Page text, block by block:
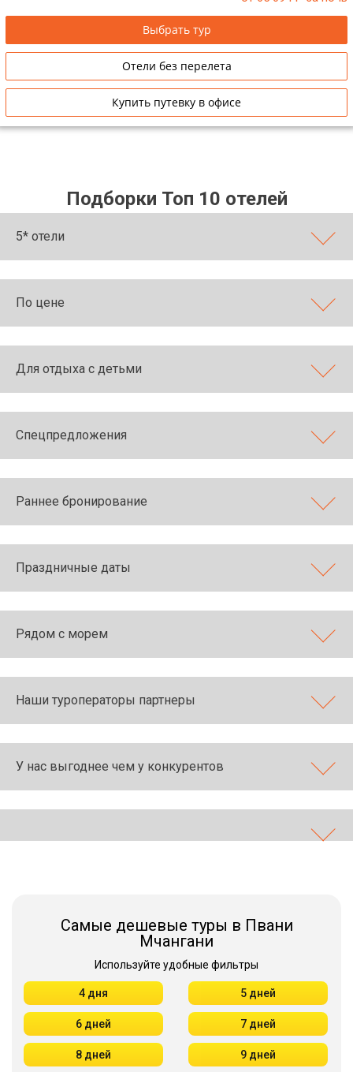
Выбрать тур
Отели без перелета
Купить путевку в офисе
Подборки Топ 10 отелей
5* отели
По цене
Для отдыха с детьми
Спецпредложения
Раннее бронирование
Праздничные даты
Рядом с морем
Наши туроператоры партнеры
У нас выгоднее чем у конкурентов
Самые дешевые туры в Пвани
Мчангани
Используйте удобные фильтры
4 дня 5 дней
6 дней 7 дней
8 дней 9 дней